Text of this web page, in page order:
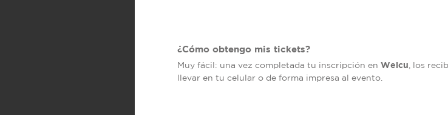
¿Cómo obtengo mis tickets?
Muy fácil: una vez completada tu inscripción en Welcu , los
llevar en tu celular o de forma impresa al evento.